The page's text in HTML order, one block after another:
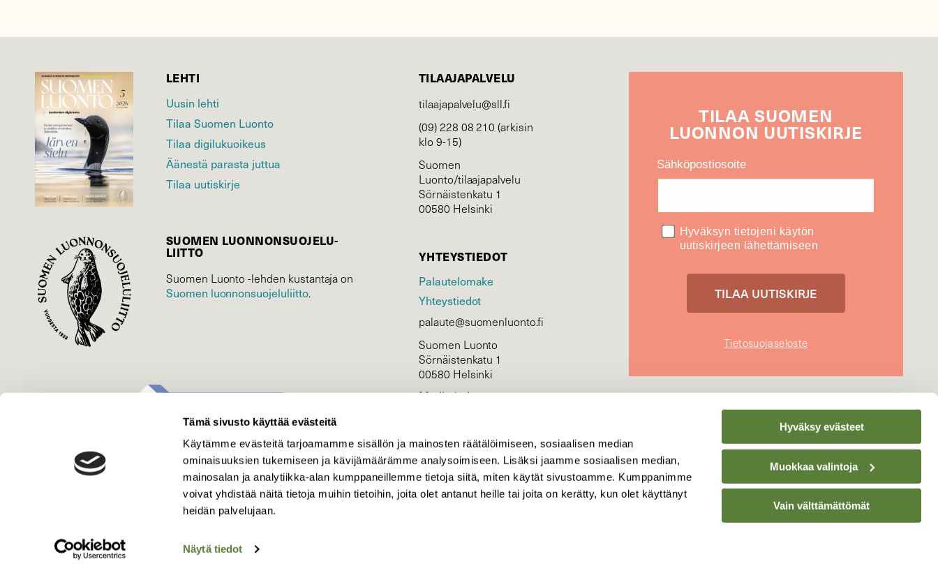
Tämä sivusto käyttää evästeitä
Käytämme evästeitä tarjoamamme sisällön ja mainosten räätälöimiseen, sosiaalisen median
ominaisuuksien tukemiseen ja kävijämäärämme analysoimiseen. Lisäksi jaamme sosiaalisen median,
mainosalan ja analytiikka-alan kumppaneillemme tietoja siitä, miten käytät sivustoamme. Kumppanimme
voivat yhdistää näitä tietoja muihin tietoihin, joita olet antanut heille tai joita on kerätty, kun olet käyttänyt
heidän palvelujaan.
Näytä tiedot
Hyväksy evästeet
Muokkaa valintoja
Vain välttämättömät
LEHTI
Uusin lehti
Tilaa Suomen Luonto
Tilaa digilukuoikeus
Äänestä parasta juttua
Tilaa uutiskirje
SUOMEN LUONNON­SUOJELU­
LIITTO
Suomen Luonto -lehden kustantaja on
Suomen luonnonsuojelu­liitto.
TILAAJAPALVELU
tilaajapalvelu@sll.fi
(09) 228 08 210 (arkisin
klo 9-15)
Suomen
Luonto/tilaajapalvelu
Sörnäistenkatu 1
00580 Helsinki
YHTEYSTIEDOT
Palautelomake
Yhteystiedot
palaute@suomenluonto.fi
Suomen Luonto
Sörnäistenkatu 1
00580 Helsinki
Mediatiedot
KIRJAUDU
TILAASUOMEN
LUONNON UUTIS­KIRJE
Sähköpostiosoite
Hyväksyn tietojeni käytön
uutiskirjeen lähettämiseen
Tietosuojaseloste